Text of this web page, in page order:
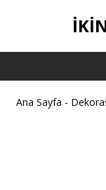
Ana Sayfa -